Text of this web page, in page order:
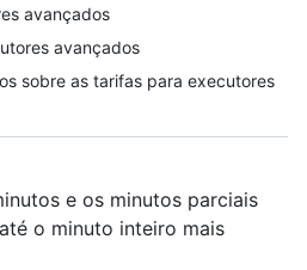
avançados
avançados
sobre as tarifas para executores
e os minutos parciais
o minuto inteiro mais